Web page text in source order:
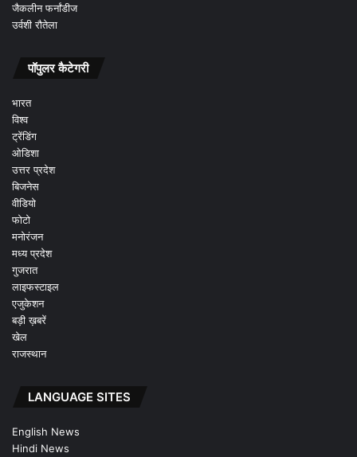
जैकलीन फर्नांडीज
उर्वशी रौतेला
पॉपुलर कैटेगरी
भारत
विश्व
ट्रेंडिंग
ओडिशा
उत्तर प्रदेश
बिजनेस
वीडियो
फोटो
मनोरंजन
मध्य प्रदेश
गुजरात
लाइफस्टाइल
एजुकेशन
बड़ी ख़बरें
खेल
राजस्थान
LANGUAGE SITES
English News
Hindi News